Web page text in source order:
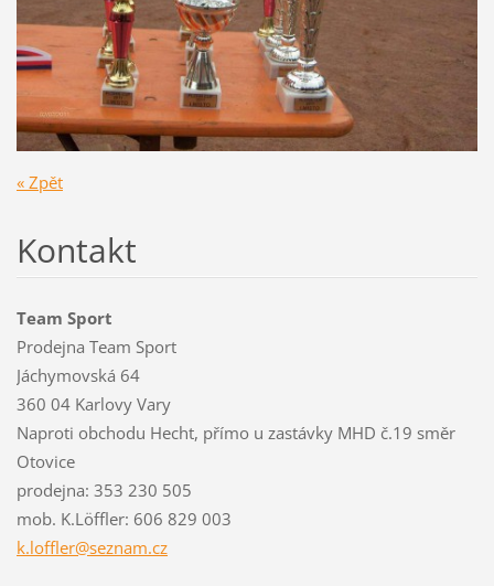
« Zpět
Kontakt
Team Sport
Prodejna Team Sport
Jáchymovská 64
360 04 Karlovy Vary
Naproti obchodu Hecht, přímo u zastávky MHD č.19 směr
Otovice
prodejna: 353 230 505
mob. K.Löffler: 606 829 003
k.loffler@seznam.cz